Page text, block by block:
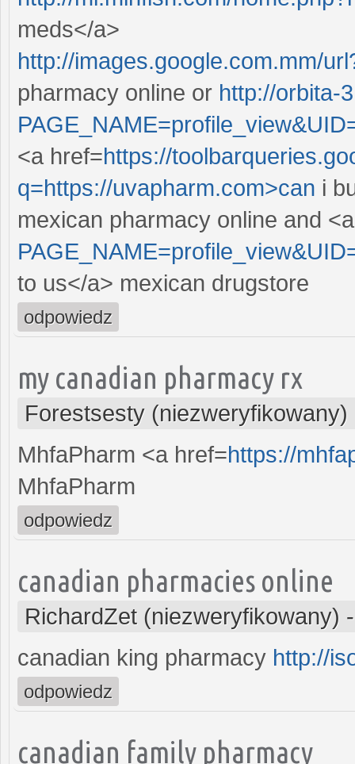
meds</a>
http://images.google.com.mm/
pharmacy online or http://orbita-
<a href=https://
q=https://uvapharm.com>can i
mexican pharmacy online and
to us</a> mexican drugstore
odpowiedz
my canadian pharmacy rx
Forestsesty (niezweryfikowany)
MhfaPharm <a href=https://
MhfaPharm
odpowiedz
canadian pharmacies online
RichardZet (niezweryfikowany)
canadian king pharmacy http://
odpowiedz
canadian family pharmacy